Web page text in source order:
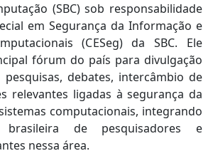
(SBC) sob responsabilidade
em Segurança da Informação e
(CESeg) da SBC. Ele
fórum do país para divulgação
debates, intercâmbio de
relevantes ligadas à segurança da
computacionais, integrando
de pesquisadores e
nessa área.